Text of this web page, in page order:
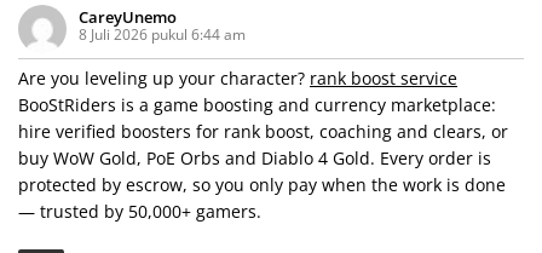
CareyUnemo
8 Juli 2026 pukul 6:44 am
Are you leveling up your character? rank boost service
BooStRiders is a game boosting and currency marketplace:
hire verified boosters for rank boost, coaching and clears, or
buy WoW Gold, PoE Orbs and Diablo 4 Gold. Every order is
protected by escrow, so you only pay when the work is done
— trusted by 50,000+ gamers.